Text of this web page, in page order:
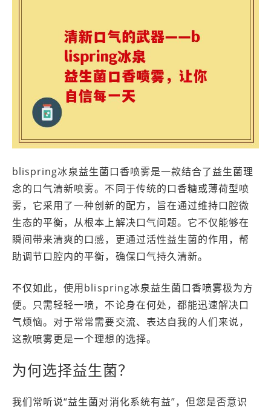
blispring冰泉益生菌口香喷雾是一款结合了益生菌理
念的口气清新喷雾。不同于传统的口香糖或薄荷型喷
雾，它采用了一种创新的配方，旨在通过维持口腔微
生态的平衡，从根本上解决口气问题。它不仅能够在
瞬间带来清爽的口感，更通过活性益生菌的作用，帮
助调节口腔内的平衡，确保口气持久清新。
不仅如此，使用blispring冰泉益生菌口香喷雾极为方
便。只需轻轻一喷，不论身在何处，都能迅速解决口
气烦恼。对于常常需要交流、表达自我的人们来说，
这款喷雾更是一个理想的选择。
为何选择益生菌？
我们常听说“益生菌对消化系统有益”，但您是否意识